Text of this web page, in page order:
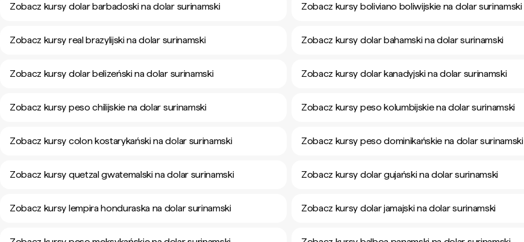
Zobacz kursy dolar barbadoski na dolar surinamski Zobacz kursy boliviano boliwijskie na dolar surinamski
Zobacz kursy real brazylijski na dolar surinamski Zobacz kursy dolar bahamski na dolar surinamski
Zobacz kursy dolar belizeński na dolar surinamski Zobacz kursy dolar kanadyjski na dolar surinamski
Zobacz kursy peso chilijskie na dolar surinamski Zobacz kursy peso kolumbijskie na dolar surinamski
Zobacz kursy colon kostarykański na dolar surinamski Zobacz kursy peso dominikańskie na dolar surinamski
Zobacz kursy quetzal gwatemalski na dolar surinamski Zobacz kursy dolar gujański na dolar surinamski
Zobacz kursy lempira honduraska na dolar surinamski Zobacz kursy dolar jamajski na dolar surinamski